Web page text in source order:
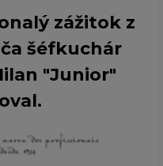
zážitok z
šéfkuchár
"Junior"